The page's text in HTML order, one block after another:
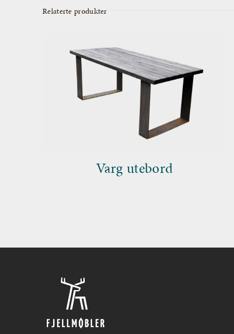
Relaterte produkter
Varg utebord